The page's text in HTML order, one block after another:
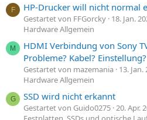
F HP-Drucker will nicht normal
Gestartet von FFGorcky 18. Jan.
Hardware Allgemein
M
HDMI Verbindung von Sony
Probleme? Kabel? Einstellung?
Gestartet von mazemania 13. Jan.
Hardware Allgemein
G SSD wird nicht erkannt
Gestartet von Guido0275 20. Apr.